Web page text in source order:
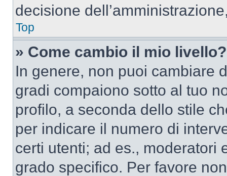
decisione
Top
» Come cambio il mio livello?
In genere, non puoi cambiare
gradi compaiono sotto al tuo
profilo, a seconda dello stile
per indicare il numero di
certi utenti; ad es., moderatori
grado specifico. Per favore